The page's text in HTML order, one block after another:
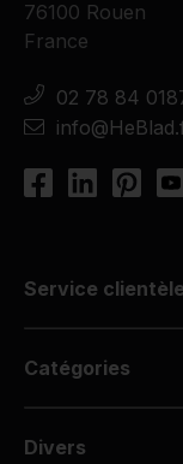
76100 Rouen
France
02 78 84
Service clientèle
Catégories
Divers